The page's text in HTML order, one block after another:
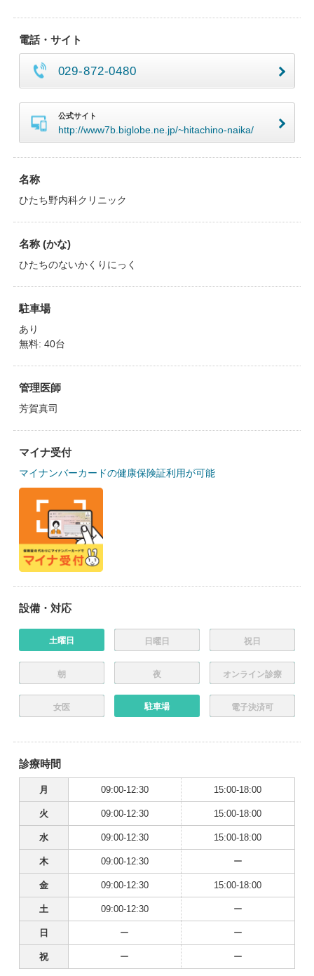
電話・サイト
029-872-0480
公式サイト
http://www7b.biglobe.ne.jp/~hitachino-naika/
名称
ひたち野内科クリニック
名称 (かな)
ひたちのないかくりにっく
駐車場
あり
無料: 40台
管理医師
芳賀真司
マイナ受付
マイナンバーカードの健康保険証利用が可能
設備・対応
土曜日 日曜日 祝日
朝 夜 オンライン診療
女医 駐車場 電子決済可
診療時間
月 09:00-12:30 15:00-18:00
火 09:00-12:30 15:00-18:00
水 09:00-12:30 15:00-18:00
木 09:00-12:30 ー
金 09:00-12:30 15:00-18:00
土 09:00-12:30 ー
日 ー ー
祝 ー ー